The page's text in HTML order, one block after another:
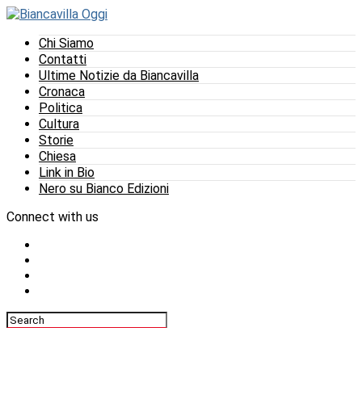
Chi Siamo
Contatti
Ultime Notizie da Biancavilla
Cronaca
Politica
Cultura
Storie
Chiesa
Link in Bio
Nero su Bianco Edizioni
Connect with us